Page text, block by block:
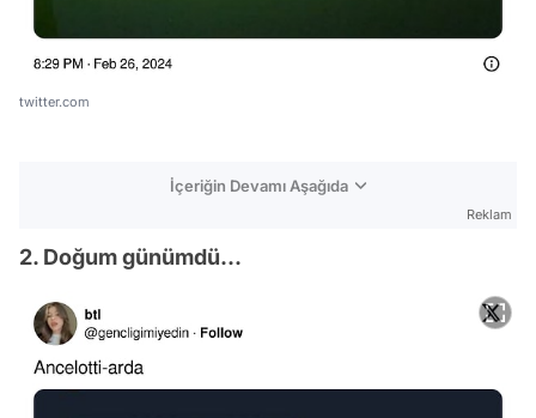
twitter.com
İçeriğin Devamı Aşağıda
Reklam
2. Doğum günümdü...